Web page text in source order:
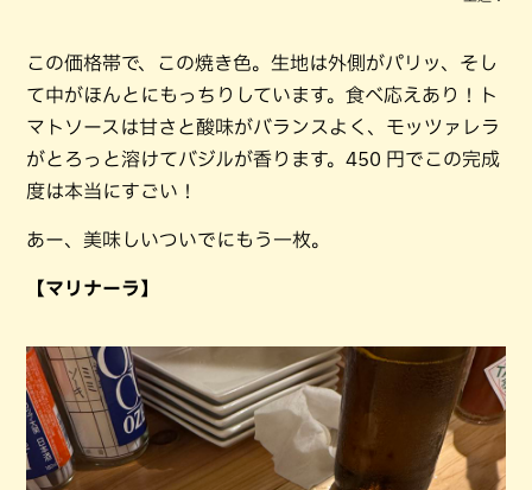
この価格帯で、この焼き色。生地は外側がパリッ、そし
て中がほんとにもっちりしています。食べ応えあり！ト
マトソースは甘さと酸味がバランスよく、モッツァレラ
がとろっと溶けてバジルが香ります。450 円でこの完成
度は本当にすごい！
あー、美味しいついでにもう一枚。
【マリナーラ】